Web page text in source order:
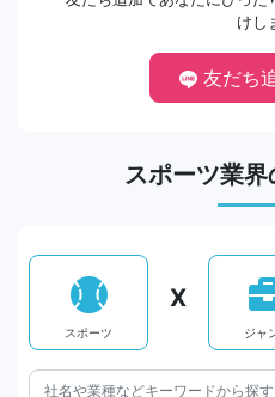
けし
友だち
スポーツ業
スポーツ
X
ジャ